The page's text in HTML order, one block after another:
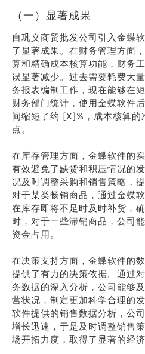
（一）显著成果
自巩义商贸批发公司引入金蝶
了显著成果。在财务管理方面
算和精确成本核算功能，财务
误显著减少。过去需要耗费大
务报表编制工作，现在能够在
财务部门统计，使用金蝶软件
间缩短了约 [X]%，成本核算
点。
在库存管理方面，金蝶软件的
有效避免了缺货和积压情况的
况及时调整采购和销售策略，
对于某类畅销商品，通过金蝶
在库存即将不足时及时补货，
时，对于一些滞销商品，公司
资金占用。
在决策支持方面，金蝶软件的
提供了有力的决策依据。通过
务数据的深入分析，公司能够
营状况，制定更加科学合理的
软件提供的销售数据分析，公
增长迅速，于是及时调整销售
场开拓力度，取得了显著的经济